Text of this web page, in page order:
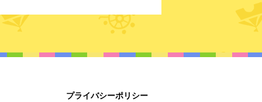
プライバシーポリシー